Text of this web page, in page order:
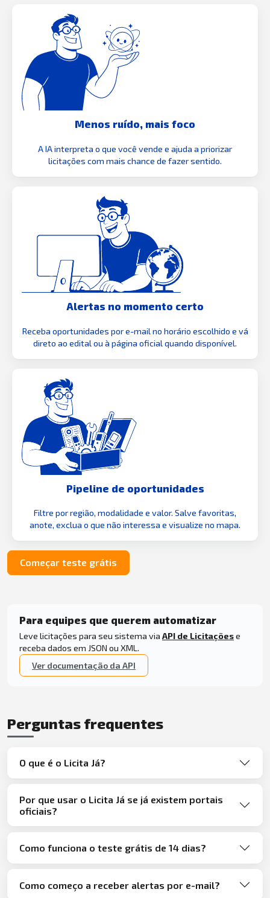
Menos ruído, mais foco
A IA interpreta o que você vende e ajuda a priorizar
licitações com mais chance de fazer sentido.
Alertas no momento certo
Receba oportunidades por e-mail no horário escolhido e vá
direto ao edital ou à página oficial quando disponível.
Pipeline de oportunidades
Filtre por região, modalidade e valor. Salve favoritas,
anote, exclua o que não interessa e visualize no mapa.
Começar teste grátis
Para equipes que querem automatizar
Leve licitações para seu sistema via API de Licitaçõese
receba dados em JSON ou XML.
Ver documentação da API
Perguntas frequentes
O que é o Licita Já?
Por que usar o Licita Já se já existem portais
oficiais?
Como funciona o teste grátis de 14 dias?
Como começo a receber alertas por e-mail?